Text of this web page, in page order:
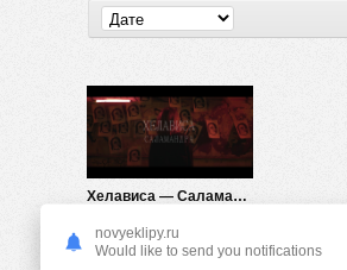
Хелависа — Саламандра
novyeklipy.ru
Would like to send you notifications